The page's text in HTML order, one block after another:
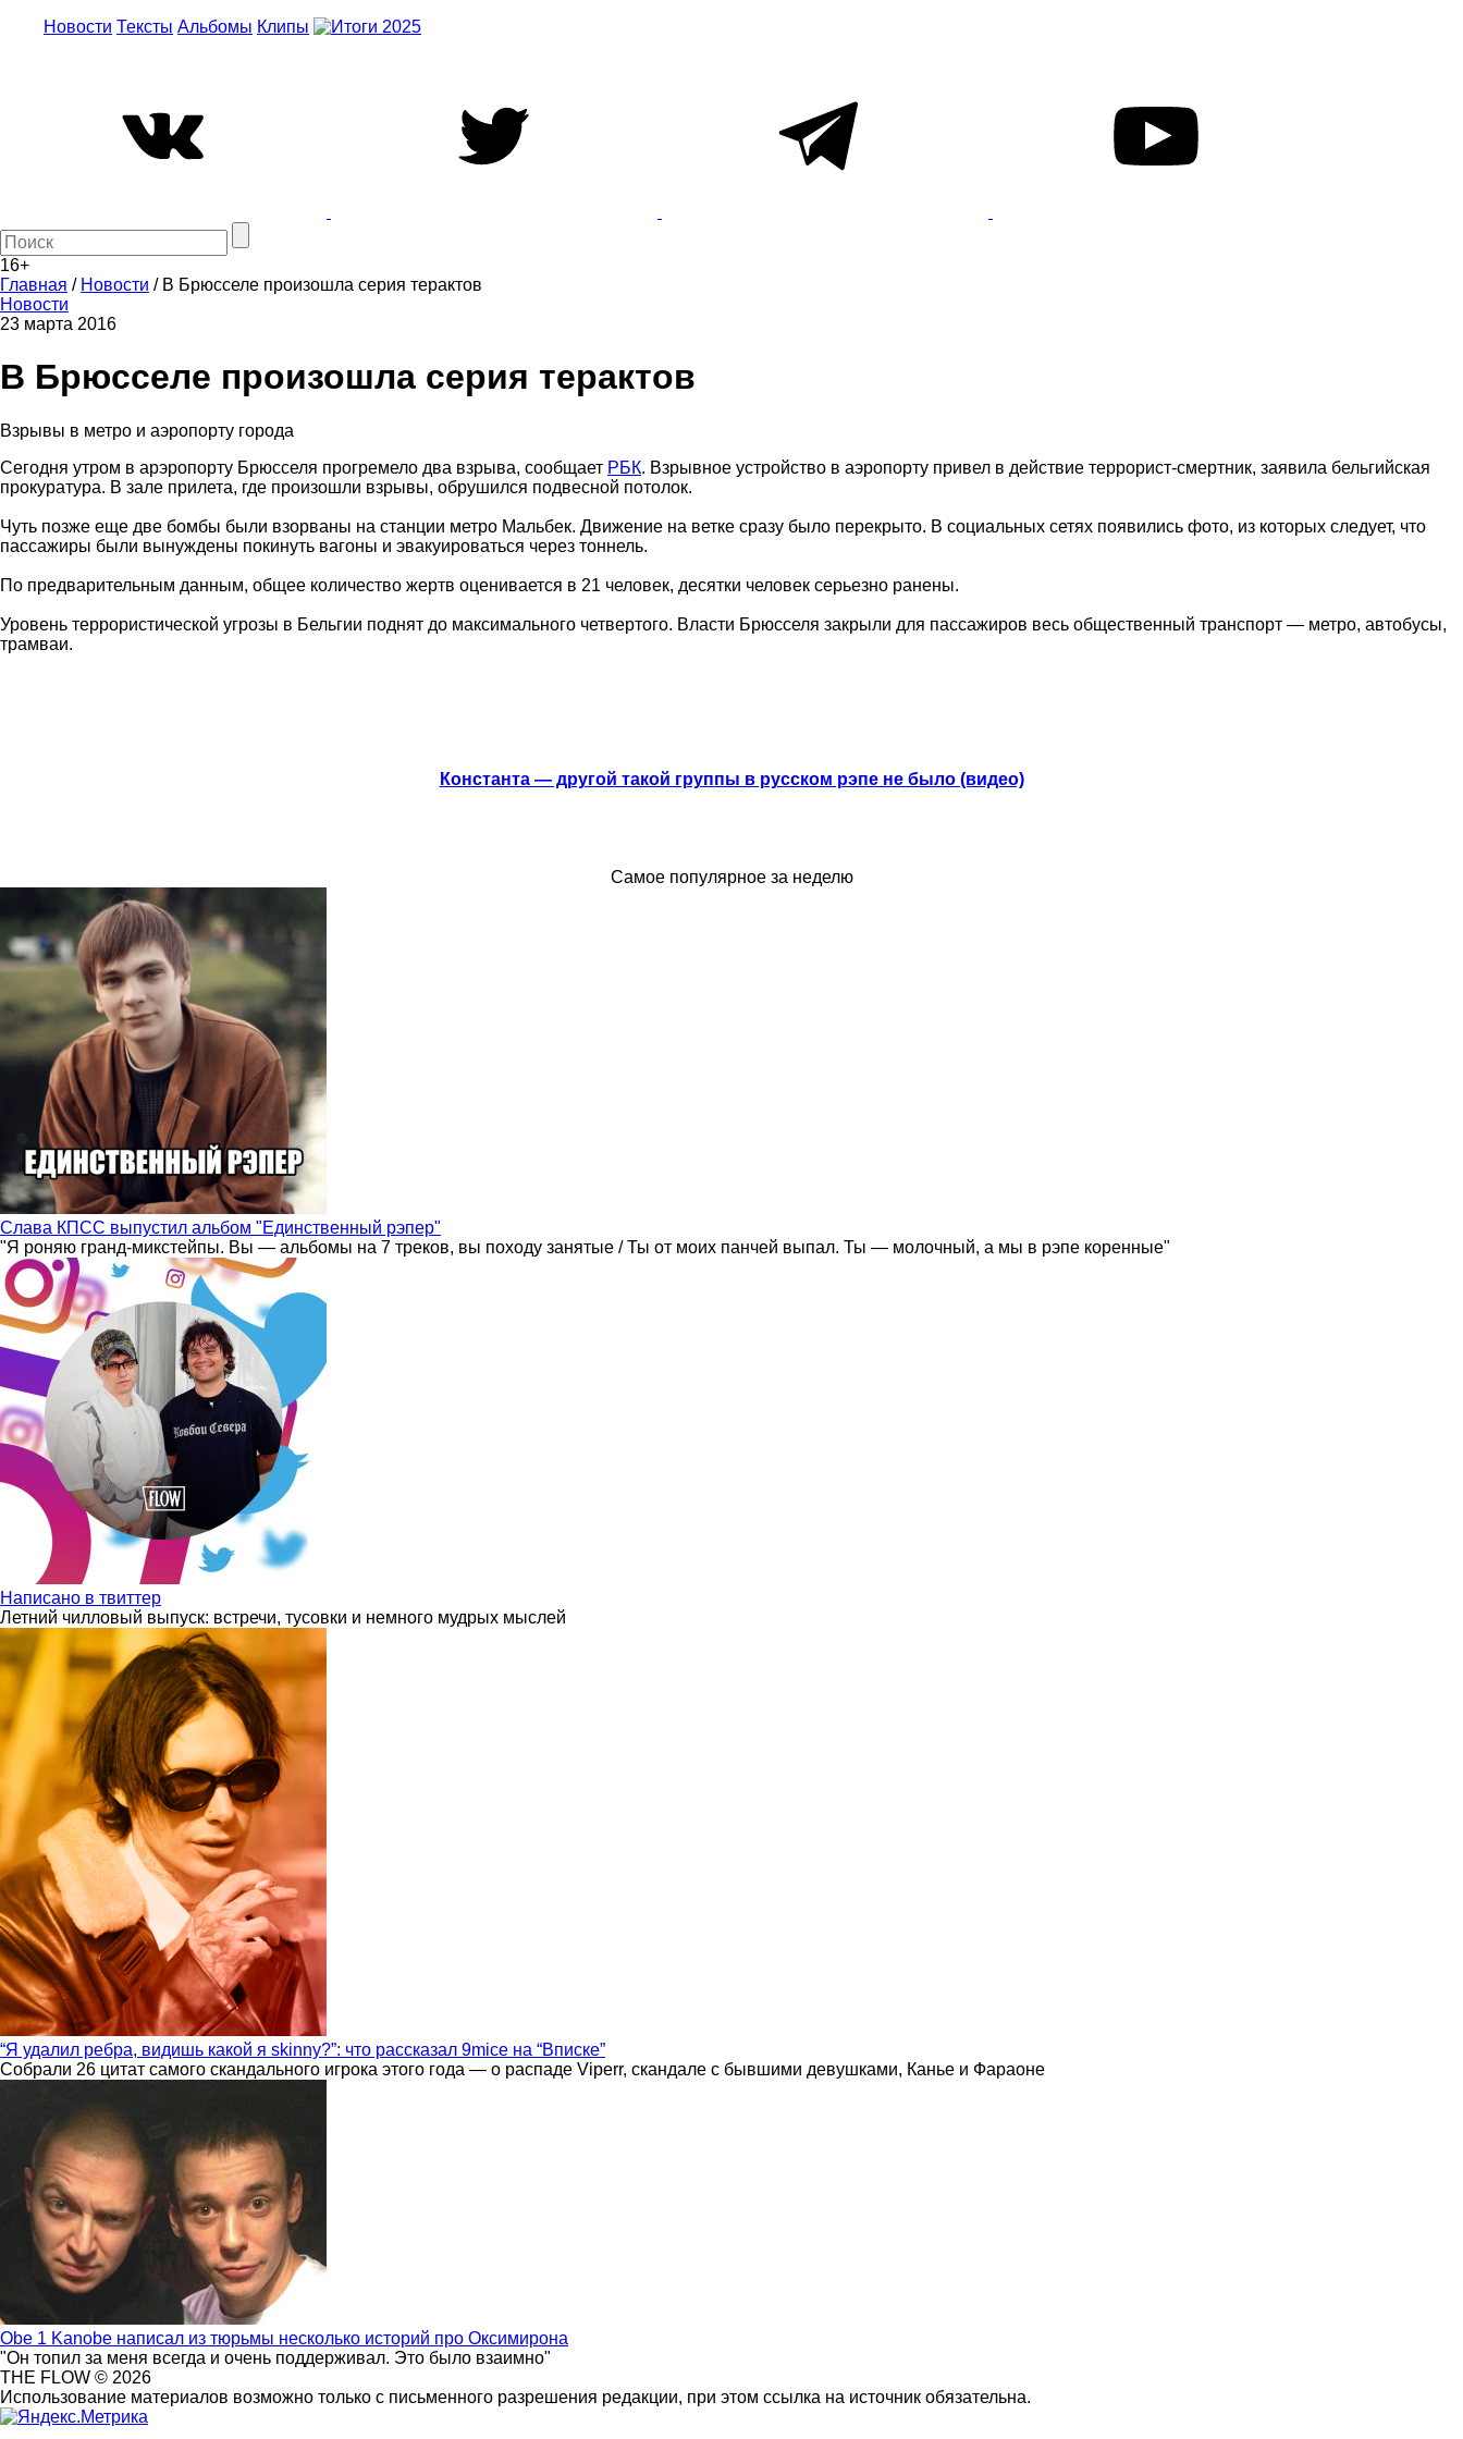
Новости Тексты Альбомы Клипы
16+
Главная / Новости / В Брюсселе произошла серия терактов
Новости
23 марта 2016
В Брюсселе произошла серия терактов
Взрывы в метро и аэропорту города
Сегодня утром в арэропорту Брюсселя прогремело два взрыва, сообщает РБК. Взрывное устройство в аэропорту привел в действие террорист-смертник, заявила бельгийская
прокуратура. В зале прилета, где произошли взрывы, обрушился подвесной потолок.
Чуть позже еще две бомбы были взорваны на станции метро Мальбек. Движение на ветке сразу было перекрыто. В социальных сетях появились фото, из которых следует, что
пассажиры были вынуждены покинуть вагоны и эвакуироваться через тоннель.
По предварительным данным, общее количество жертв оценивается в 21 человек, десятки человек серьезно ранены.
Уровень террористической угрозы в Бельгии поднят до максимального четвертого. Власти Брюсселя закрыли для пассажиров весь общественный транспорт — метро, автобусы,
трамваи.
Константа — другой такой группы в русском рэпе не было (видео)
Самое популярное за неделю
Слава КПСС выпустил альбом "Единственный рэпер"
"Я роняю гранд-микстейпы. Вы — альбомы на 7 треков, вы походу занятые / Ты от моих панчей выпал. Ты — молочный, а мы в рэпе коренные"
Написано в твиттер
Летний чилловый выпуск: встречи, тусовки и немного мудрых мыслей
“Я удалил ребра, видишь какой я skinny?”: что рассказал 9mice на “Вписке”
Собрали 26 цитат самого скандального игрока этого года — о распаде Viperr, скандале с бывшими девушками, Канье и Фараоне
Obe 1 Kanobe написал из тюрьмы несколько историй про Оксимирона
"Он топил за меня всегда и очень поддерживал. Это было взаимно"
THE FLOW © 2026
Использование материалов возможно только с письменного разрешения редакции, при этом ссылка на источник обязательна.